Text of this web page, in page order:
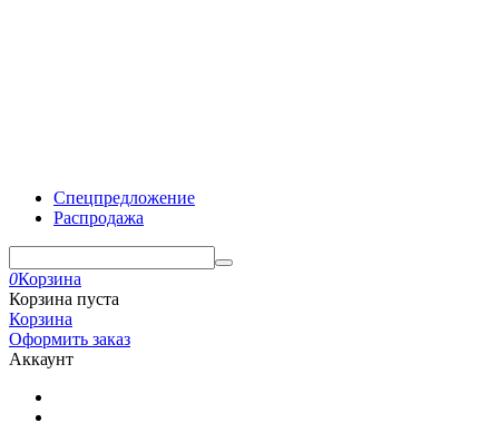
Спецпредложение
Распродажа
0Корзина
Корзина пуста
Корзина
Оформить заказ
Аккаунт